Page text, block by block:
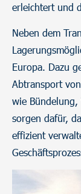
erleichtert und
Neben dem
Europa. Dazu
Abtransport
wie
sorgen dafür,
effizient